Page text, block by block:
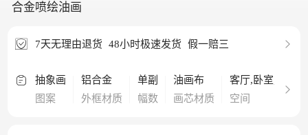
合金喷绘油画
7天无理由退货 48小时极速发货 假一赔三
抽象画
图案
铝合金
外框材质
单副
幅数
油画布
画芯材质
客厅,卧室,餐厅,
空间